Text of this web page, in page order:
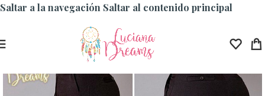
Saltar a la navegación Saltar al contenido principal